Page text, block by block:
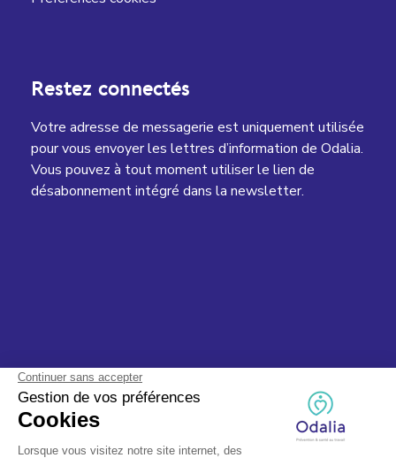
Restez connectés
Votre adresse de messagerie est uniquement utilisée
pour vous envoyer les lettres d’information de Odalia.
Vous pouvez à tout moment utiliser le lien de
désabonnement intégré dans la newsletter.